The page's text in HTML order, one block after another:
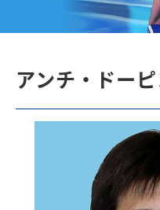
アンチ・ドー